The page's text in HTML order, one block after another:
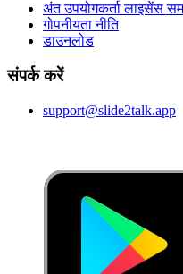
अंत उपयोगकर्ता लाइसेंस
गोपनीयता नीति
डाउनलोड
संपर्क करें
support@slide2talk.app